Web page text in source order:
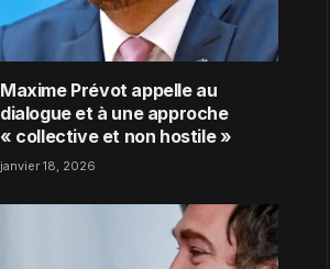
Maxime Prévot appelle au
dialogue et à une approche
« collective et non hostile »
janvier 18, 2026